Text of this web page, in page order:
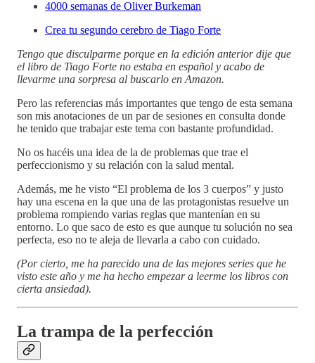
4000 semanas de Oliver Burkeman
Crea tu segundo cerebro de Tiago Forte
Tengo que disculparme porque en la edición anterior dije que
el libro de Tiago Forte no estaba en español y acabo de
llevarme una sorpresa al buscarlo en Amazon.
Pero las referencias más importantes que tengo de esta semana
son mis anotaciones de un par de sesiones en consulta donde
he tenido que trabajar este tema con bastante profundidad.
No os hacéis una idea de la de problemas que trae el
perfeccionismo y su relación con la salud mental.
Además, me he visto “El problema de los 3 cuerpos” y justo
hay una escena en la que una de las protagonistas resuelve un
problema rompiendo varias reglas que mantenían en su
entorno. Lo que saco de esto es que aunque tu solución no sea
perfecta, eso no te aleja de llevarla a cabo con cuidado.
(Por cierto, me ha parecido una de las mejores series que he
visto este año y me ha hecho empezar a leerme los libros con
cierta ansiedad).
La trampa de la perfección